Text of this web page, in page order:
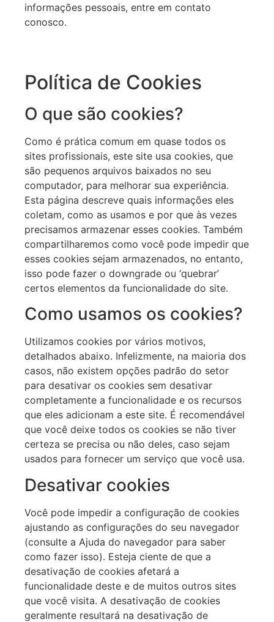
informações pessoais, entre em contato
conosco.
Política de Cookies
O que são cookies?
Como é prática comum em quase todos os
sites profissionais, este site usa cookies, que
são pequenos arquivos baixados no seu
computador, para melhorar sua experiência.
Esta página descreve quais informações eles
coletam, como as usamos e por que às vezes
precisamos armazenar esses cookies. Também
compartilharemos como você pode impedir que
esses cookies sejam armazenados, no entanto,
isso pode fazer o downgrade ou ‘quebrar’
certos elementos da funcionalidade do site.
Como usamos os cookies?
Utilizamos cookies por vários motivos,
detalhados abaixo. Infelizmente, na maioria dos
casos, não existem opções padrão do setor
para desativar os cookies sem desativar
completamente a funcionalidade e os recursos
que eles adicionam a este site. É recomendável
que você deixe todos os cookies se não tiver
certeza se precisa ou não deles, caso sejam
usados para fornecer um serviço que você usa.
Desativar cookies
Você pode impedir a configuração de cookies
ajustando as configurações do seu navegador
(consulte a Ajuda do navegador para saber
como fazer isso). Esteja ciente de que a
desativação de cookies afetará a
funcionalidade deste e de muitos outros sites
que você visita. A desativação de cookies
geralmente resultará na desativação de